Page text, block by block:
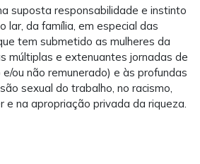
suposta responsabilidade e instinto
lar, da família, em especial das
tem submetido as mulheres da
múltiplas e extenuantes jornadas de
ou não remunerado) e às profundas
sexual do trabalho, no racismo,
e na apropriação privada da riqueza.